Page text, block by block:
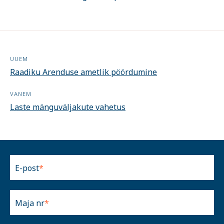
UUEM
Raadiku Arenduse ametlik pöördumine
VANEM
Laste mänguväljakute vahetus
E-post
Maja nr